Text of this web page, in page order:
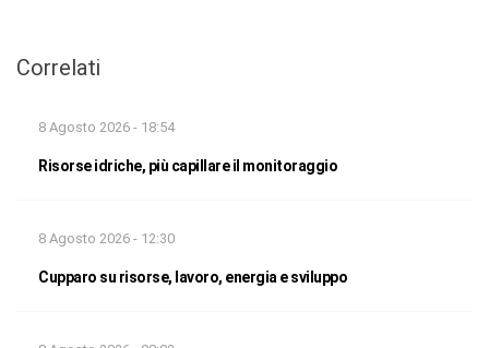
Correlati
8 Agosto 2026 - 18:54
Risorse idriche, più capillare il monitoraggio
8 Agosto 2026 - 12:30
Cupparo su risorse, lavoro, energia e sviluppo